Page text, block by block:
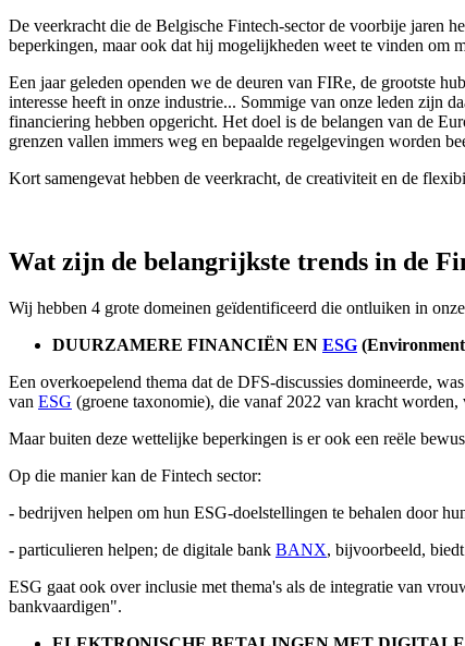
De veerkracht die de Belgische Fintech-sector de voorbije jaren
beperkingen, maar ook dat hij mogelijkheden weet te vinden om
Een jaar geleden openden we de deuren van FIRe, de grootste
interesse heeft in onze industrie... Sommige van onze leden zijn
financiering hebben opgericht. Het doel is de belangen van de
grenzen vallen immers weg en bepaalde regelgevingen worden
Kort samengevat hebben de veerkracht, de creativiteit en de
Wat zijn de belangrijkste trends in de
Wij hebben 4 grote domeinen geïdentificeerd die ontluiken in
DUURZAMERE FINANCIËN EN ESG
Een overkoepelend thema dat de DFS-discussies domineerde,
van ESG (groene taxonomie), die vanaf 2022 van kracht worden,
Maar buiten deze wettelijke beperkingen is er ook een reële
Op die manier kan de Fintech sector:
- bedrijven helpen om hun ESG-doelstellingen te behalen door
- particulieren helpen; de digitale bank BANX, bijvoorbeeld,
ESG gaat ook over inclusie met thema's als de integratie van
bankvaardigen".